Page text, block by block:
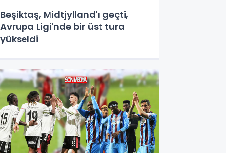
Beşiktaş, Midtjylland'ı geçti,
Avrupa Ligi'nde bir üst tura
yükseldi